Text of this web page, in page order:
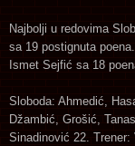
Najbolji u redovima
sa 19 postignuta
Ismet Sejfić sa 18
Sloboda: Ahmedić,
Džambić, Grošić,
Sinadinović 22.